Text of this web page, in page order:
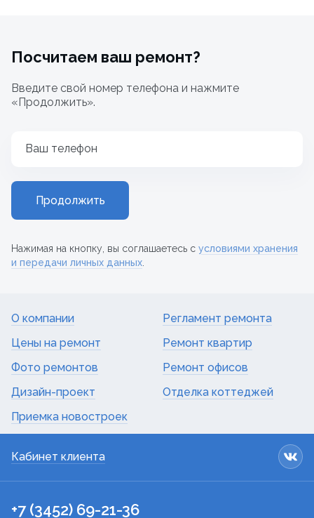
Посчитаем ваш ремонт?
Введите свой номер телефона и нажмите
«Продолжить».
Ваш телефон
Продолжить
Нажимая на кнопку, вы соглашаетесь с условиями хранения
и передачи личных данных.
О компании
Цены на ремонт
Фото ремонтов
Дизайн-проект
Приемка новостроек
Регламент ремонта
Ремонт квартир
Ремонт офисов
Отделка коттеджей
Кабинет клиента
+7 (3452) 69-21-36